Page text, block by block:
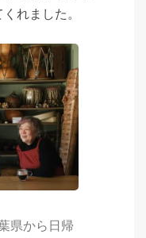
れました。
県から日帰